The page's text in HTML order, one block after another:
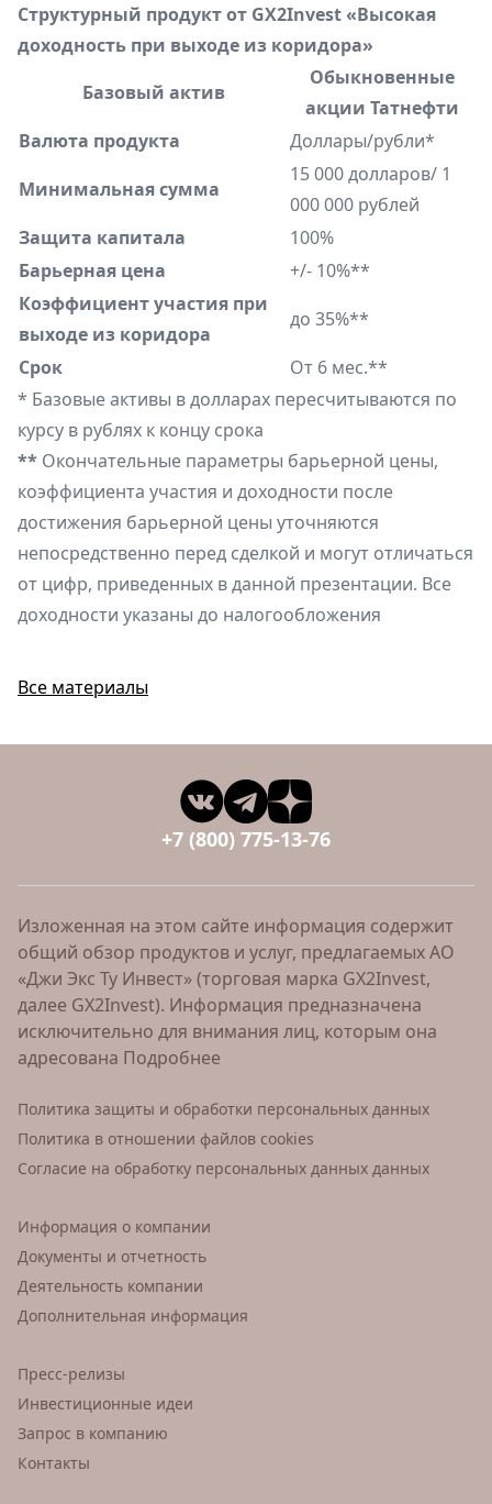
Структурный продукт от GX2Invest «Высокая
доходность при выходе из коридора»
Базовый актив
Обыкновенные
акции Татнефти
Валюта продукта
Доллары/рубли*
Минимальная сумма
15 000 долларов/ 1
000 000 рублей
Защита капитала
100%
Барьерная цена
+/- 10%**
Коэффициент участия при
выходе из коридора
до 35%**
Срок
От 6 мес.**
* Базовые активы в долларах пересчитываются по
курсу в рублях к концу срока
** Окончательные параметры барьерной цены,
коэффициента участия и доходности после
достижения барьерной цены уточняются
непосредственно перед сделкой и могут отличаться
от цифр, приведенных в данной презентации. Все
доходности указаны до налогообложения
Все материалы
+7 (800) 775-13-76
Изложенная на этом сайте информация содержит
общий обзор продуктов и услуг, предлагаемых АО
«Джи Экс Ту Инвест» (торговая марка GX2Invest,
далее GX2Invest). Информация предназначена
исключительно для внимания лиц, которым она
адресована Подробнее
Политика защиты и обработки персональных данных
Политика в отношении файлов cookies
Согласие на обработку персональных данных данных
Информация о компании
Документы и отчетность
Деятельность компании
Дополнительная информация
Пресс-релизы
Инвестиционные идеи
Запрос в компанию
Контакты